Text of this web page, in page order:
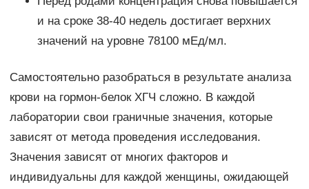
и на сроке 38-40 недель достигает верхних
значений на уровне 78100 мЕд/мл.
Самостоятельно разобраться в результате анализа
крови на гормон-белок ХГЧ сложно. В каждой
лаборатории свои граничные значения, которые
зависят от метода проведения исследования.
Значения зависят от многих факторов и
индивидуальны для каждой женщины, ожидающей